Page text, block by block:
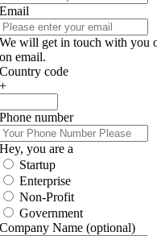
Email
We will get in touch with you
on email.
Country code
+
Phone number
Hey, you are a
Startup
Enterprise
Non-Profit
Government
Company Name (optional)